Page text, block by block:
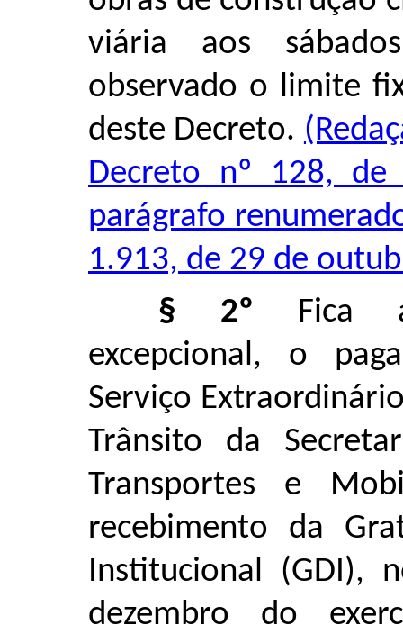
viária aos
observado o limite
deste Decreto.
Decreto nº 128,
parágrafo
1.913, de 29 de
§ 2º Fica
excepcional, o
Serviço
Trânsito da
Transportes e
recebimento da
Institucional (GDI),
dezembro do